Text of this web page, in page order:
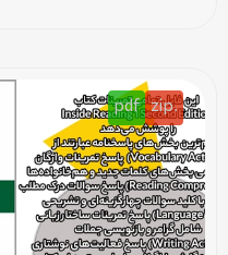
.zip
pdf